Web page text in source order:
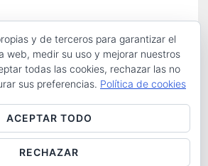
y de terceros para garantizar el
web, medir su uso y mejorar nuestros
todas las cookies, rechazar las no
sus preferencias. Política de cookies
ACEPTAR TODO
RECHAZAR